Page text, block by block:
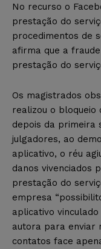
No recurso o
prestação do
procedimentos de
afirma que a
prestação do
Os magistrados
realizou o bloqueio
depois da primeira
julgadores, ao
aplicativo, o réu
danos vivenciados
prestação do
empresa
aplicativo
autora para enviar
contatos face